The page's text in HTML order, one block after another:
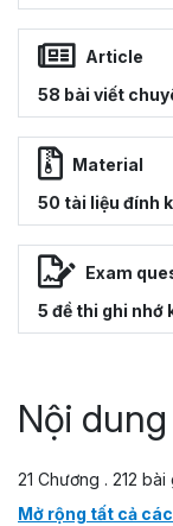
Article
58 bài viết
Material
50 tài liệu đính
Exam
5 đề thi ghi nhớ
Nội
21 Chương . 212 bài
Mở rộng tất cả